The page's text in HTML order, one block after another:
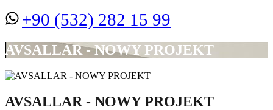
+90 (532) 282 15 99
AVSALLAR - NOWY PROJEKT
AVSALLAR - NOWY PROJEKT